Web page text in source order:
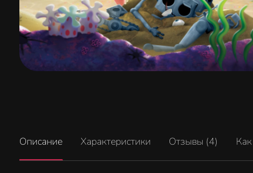
Описание Характеристики Отзывы (4)